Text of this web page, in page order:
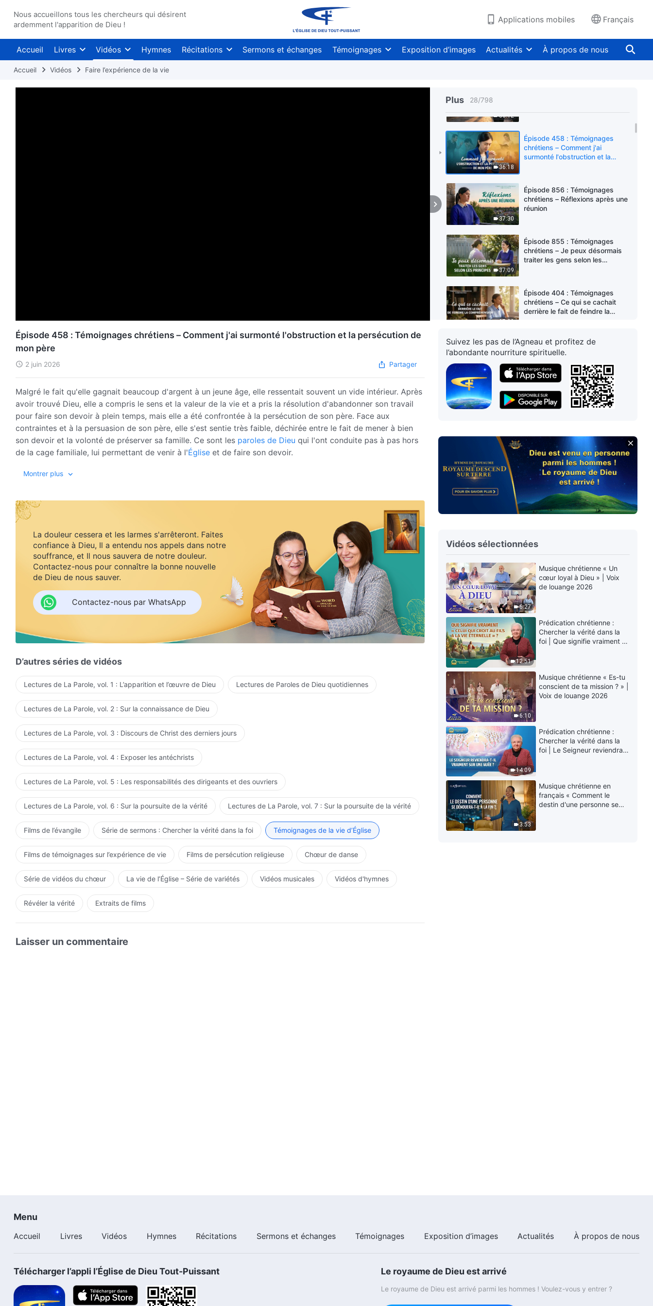
Nous accueillons tous les chercheurs qui désirent
ardemment l'apparition de Dieu !
Applications mobiles Français
Accueil Livres Vidéos Hymnes Récitations Sermons et échanges Témoignages Exposition d’images Actualités À propos de nous
Accueil Vidéos Faire l’expérience de la vie
Plus 28/798
chrétiens – J'ai fait l'expérience
que le jugement de Dieu est le
plus grand salut
50:12
préoccupée ?
36:18
Épisode 458 : Témoignages
chrétiens – Comment j'ai
surmonté l'obstruction et la
37:30
Épisode 856 : Témoignages
chrétiens – Réflexions après une
réunion
37:09
Épisode 855 : Témoignages
chrétiens – Je peux désormais
traiter les gens selon les
37:00
Épisode 404 : Témoignages
chrétiens – Ce qui se cachait
derrière le fait de feindre la
46:21
Épisode 16 : Témoignages
chrétiens – Les leçons que j'ai
apprises en réaffectant du
personnel
Épisode 854 : Témoignages
chrétiens – Je ne suis plus
47:17
Épisode 853 : Témoignages
chrétiens – Je ne suis plus
précautionneuse dans mes
devoirs
Épisode 852 : Témoignages
chrétiens – Vous ne pouvez pas
40:43
dangereux de faire son devoir
de manière superficielle
40:34
Épisode 851 : Témoignages
chrétiens – « Élevez vos enfants
pour qu'ils s'occupent de vous
dans votre vieillesse » – ce point
de vue est-il juste ?
35:33
Épisode 849 : Témoignages
chrétiens – Comment rester
fidèle à son devoir face au
danger
34:54
Épisode 6 : Témoignages
chrétiens – L'expérience du
tourment de la maladie m'a
appris à me soumettre
55:07
Épisode 847 : Témoignages
chrétiens – J'ai vu que l'amour
de Dieu ne s'est jamais éloigné
Épisode 458 : Témoignages chrétiens – Comment j'ai surmonté l'obstruction et la persécution de
mon père
2 juin 2026 Partager
Malgré le fait qu'elle gagnait beaucoup d'argent à un jeune âge, elle ressentait souvent un vide intérieur. Après
avoir trouvé Dieu, elle a compris le sens et la valeur de la vie et a pris la résolution d'abandonner son travail
pour faire son devoir à plein temps, mais elle a été confrontée à la persécution de son père. Face aux
contraintes et à la persuasion de son père, elle s'est sentie très faible, déchirée entre le fait de mener à bien
son devoir et la volonté de préserver sa famille. Ce sont les paroles de Dieu qui l'ont conduite pas à pas hors
de la cage familiale, lui permettant de venir à l'Église et de faire son devoir.
Montrer plus
La douleur cessera et les larmes s'arrêteront. Faites
confiance à Dieu, Il a entendu nos appels dans notre
souffrance, et Il nous sauvera de notre douleur.
Contactez-nous pour connaître la bonne nouvelle
de Dieu de nous sauver.
Contactez-nous par WhatsApp
D’autres séries de vidéos
Lectures de La Parole, vol. 1 : L’apparition et l’œuvre de Dieu Lectures de Paroles de Dieu quotidiennes
Lectures de La Parole, vol. 2 : Sur la connaissance de Dieu
Lectures de La Parole, vol. 3 : Discours de Christ des derniers jours
Lectures de La Parole, vol. 4 : Exposer les antéchrists
Lectures de La Parole, vol. 5 : Les responsabilités des dirigeants et des ouvriers
Lectures de La Parole, vol. 6 : Sur la poursuite de la vérité Lectures de La Parole, vol. 7 : Sur la poursuite de la vérité
Films de l’évangile Série de sermons : Chercher la vérité dans la foi Témoignages de la vie d’Église
Films de témoignages sur l’expérience de vie Films de persécution religieuse Chœur de danse
Série de vidéos du chœur La vie de l’Église – Série de variétés Vidéos musicales Vidéos d'hymnes
Révéler la vérité Extraits de films
Laisser un commentaire
Suivez les pas de l’Agneau et profitez de
l’abondante nourriture spirituelle.
Vidéos sélectionnées
6:27
Musique chrétienne « Un
cœur loyal à Dieu » | Voix
de louange 2026
12:51
Prédication chrétienne :
Chercher la vérité dans la
foi | Que signifie vraiment «
6:10
Musique chrétienne « Es-tu
conscient de ta mission ? » |
Voix de louange 2026
14:09
Prédication chrétienne :
Chercher la vérité dans la
foi | Le Seigneur reviendra-
3:53
Musique chrétienne en
français « Comment le
destin d'une personne se
Menu
Accueil Livres Vidéos Hymnes Récitations Sermons et échanges Témoignages Exposition d’images Actualités À propos de nous
Télécharger l’appli l’Église de Dieu Tout-Puissant Le royaume de Dieu est arrivé
Le royaume de Dieu est arrivé parmi les hommes ! Voulez-vous y entrer ?